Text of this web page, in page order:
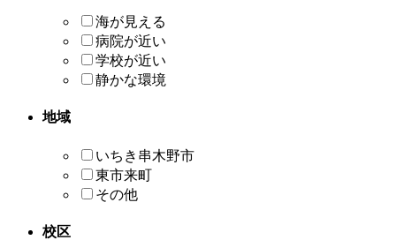
海が見える
病院が近い
学校が近い
静かな環境
地域
いちき串木野市
東市来町
その他
校区